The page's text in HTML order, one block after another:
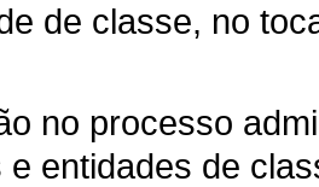
de classe, no
no processo
entidades de